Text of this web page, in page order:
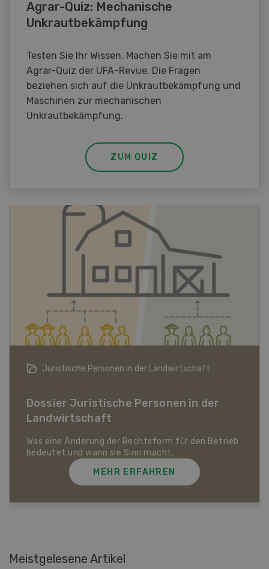
Agrar-Quiz: Mechanische
Unkrautbekämpfung
Testen Sie Ihr Wissen. Machen Sie mit am
Agrar-Quiz der UFA-Revue. Die Fragen
beziehen sich auf die Unkrautbekämpfung und
Maschinen zur mechanischen
Unkrautbekämpfung.
ZUM QUIZ
Bio-Artikel
Dossier Bio-Artikel
MEHR ERFAHREN
Meistgelesene Artikel